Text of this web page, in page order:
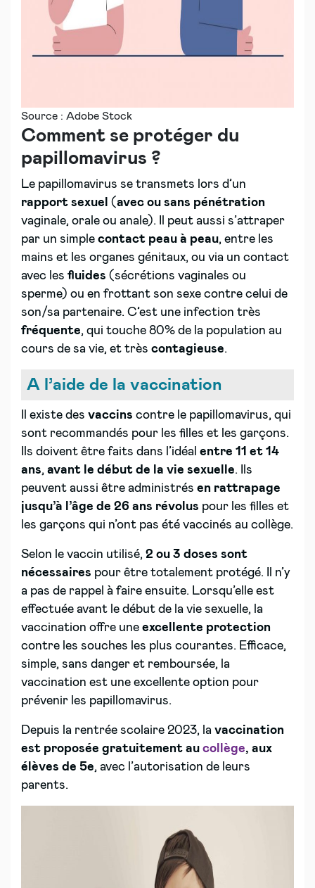
Source : Adobe Stock
Comment se protéger du
papillomavirus ?
Le papillomavirus se transmets lors d’un
rapport sexuel (avec ou sans pénétration
vaginale, orale ou anale). Il peut aussi s’attraper
par un simple contact peau à peau, entre les
mains et les organes génitaux, ou via un contact
avec les fluides (sécrétions vaginales ou
sperme) ou en frottant son sexe contre celui de
son/sa partenaire. C’est une infection très
fréquente, qui touche 80% de la population au
cours de sa vie, et très contagieuse.
A l’aide de la vaccination
Il existe des vaccins contre le papillomavirus, qui
sont recommandés pour les filles et les garçons.
Ils doivent être faits dans l’idéal entre 11 et 14
ans, avant le début de la vie sexuelle. Ils
peuvent aussi être administrés en rattrapage
jusqu’à l’âge de 26 ans révolus pour les filles et
les garçons qui n’ont pas été vaccinés au collège.
Selon le vaccin utilisé, 2 ou 3 doses sont
nécessaires pour être totalement protégé. Il n’y
a pas de rappel à faire ensuite. Lorsqu’elle est
effectuée avant le début de la vie sexuelle, la
vaccination offre une excellente protection
contre les souches les plus courantes. Efficace,
simple, sans danger et remboursée, la
vaccination est une excellente option pour
prévenir les papillomavirus.
Depuis la rentrée scolaire 2023, la vaccination
est proposée gratuitement au collège, aux
élèves de 5e, avec l’autorisation de leurs
parents.